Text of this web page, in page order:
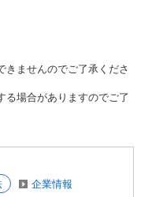
ませんのでご了承くださ
る場合がありますのでご了
企業情報